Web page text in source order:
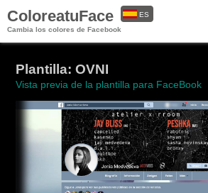
ColoreatuFace
Cambia los colores de Facebook
ES
Plantilla: OVNI
Vista previa de la plantilla para FaceBook